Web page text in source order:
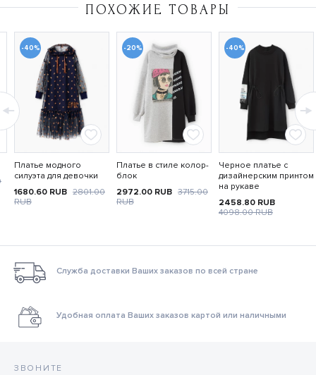
ПОХОЖИЕ ТОВАРЫ
-40%
Платье модного
силуэта для девочки
1680.60 RUB 2801.00
RUB
-20%
Платье в стиле колор-
блок
2972.00 RUB 3715.00
RUB
-40%
Черное платье с
дизайнерским принтом
на рукаве
2458.80 RUB
4098.00RUB
Служба доставки Ваших заказов по всей стране
Удобная оплата Ваших заказов картой или наличными
ЗВОНИТЕ